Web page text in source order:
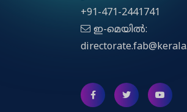
+91-471-2441741
ഇ-മെയിൽ: